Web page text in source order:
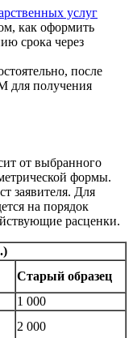
услуг
как оформить
срока через
после
для получения
от выбранного
формы.
заявителя. Для
на порядок
расценки.
Старый образец
1 000
2 000